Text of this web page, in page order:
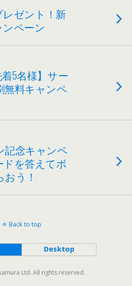
レゼント！新
ペーン
着5名様】サー
無料キャンペ
記念キャンペ
を答えてボ
う！
Back to top
Desktop
Ltd. All rights reserved.